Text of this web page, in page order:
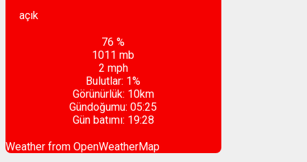
açık
76 %
1011 mb
2 mph
Bulutlar: 1%
Görünürlük: 10km
Gündoğumu: 05:25
Gün batımı: 19:28
Weather from OpenWeatherMap